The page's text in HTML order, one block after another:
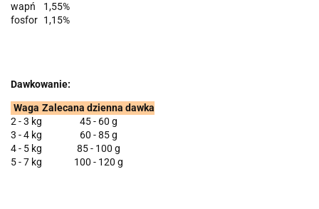
wapń
1,55%
fosfor 1,15%
Dawkowanie:
Waga Zalecana dzienna dawka
2 - 3 kg
45 - 60 g
3 - 4 kg
60 - 85 g
4 - 5 kg
85 - 100 g
5 - 7 kg
100 - 120 g